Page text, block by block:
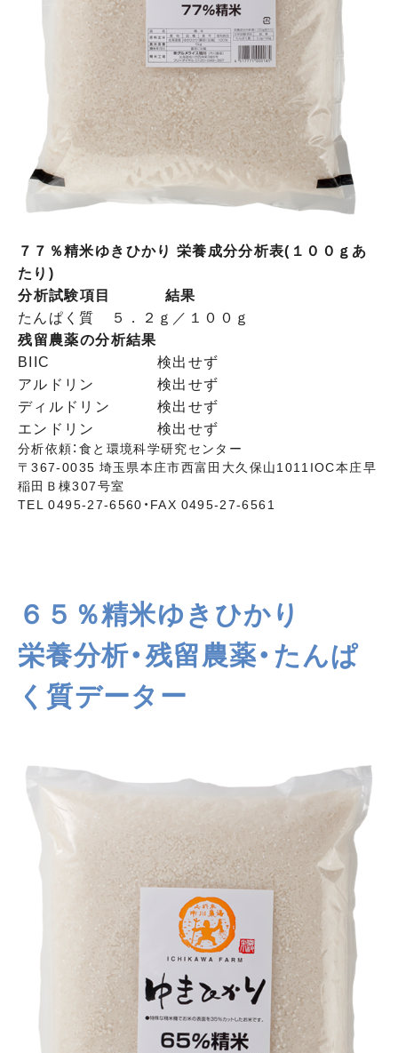
７７％精米ゆきひかり 栄養成分分析表(１００ｇあ
たり)
分析試験項目
結果
たんぱく質
５．２ｇ／１００ｇ
残留農薬の分析結果
BIIC
検出せず
アルドリン
検出せず
ディルドリン
検出せず
エンドリン
検出せず
分析依頼：食と環境科学研究センター
〒367-0035 埼玉県本庄市西富田大久保山1011IOC本庄早
稲田Ｂ棟307号室
TEL 0495-27-6560・FAX 0495-27-6561
６５％精米ゆきひかり
栄養分析・残留農薬・たんぱ
く質データー